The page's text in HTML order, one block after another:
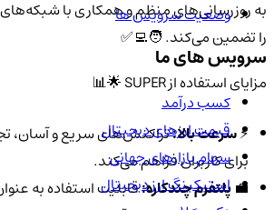
به روزرسانی‌های منظم و همکاری با شبکه‌های
را تضمین می‌کند. 🧑‍💻✅
مزایای استفاده از SUPER 🌟📊
⚡سرعت بالا:تراکنش‌های سریع و آسان،
برای کاربران فراهم می‌کند.
💼پلتفرم چندکاره:قابلیت استفاده به عنوان
وضعیت سرویس ها
سرویس های ما
کسب درآمد
قیمت ارزهای دیجیتال
سهام بازارهای جهانی
استیکینگ ارز دیجیتال